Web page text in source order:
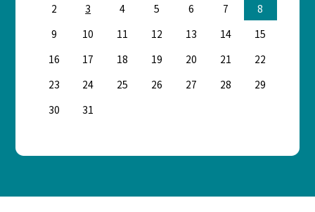
2
3 4 5 6 7
8
9
10 11 12 13 14
15
16
17 18 19 20 21
22
23
24 25 26 27 28
29
30
31